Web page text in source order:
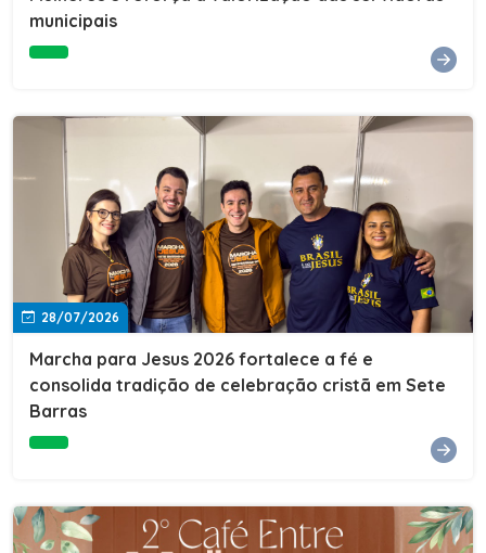
Cultura, Esporte e Lazer, Paulo Thomas, prestigiou os
compromisso da nossa gestão com a inclusão,
oferecendo a jovens e adultos a oportunidade de
concluir seus estudos e construir um futuro melhor.
Cada certificado entregue simboliza esforço,
determinação e a certeza de que investir em educação
é investir no desenvolvimento de Sete Barras."A
Prefeitura de Sete Barras também agradeceu ao SESI,
parceiro fundamental na retomada e ampliação da
Educação de Jovens e Adultos, aos professores, à
equipe da Secretaria Municipal de Educação e a todos
os profissionais que contribuíram para que esse
importante projeto voltasse a transformar a vida de
municipais
28/07/2026
Marcha para Jesus 2026 fortalece a fé e
consolida tradição de celebração cristã em Sete
Barras